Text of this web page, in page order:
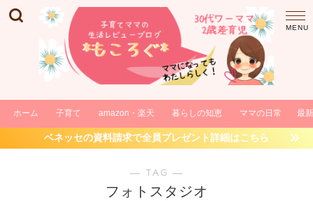
ホーム 子育て amazon・楽天 暮らしの知恵 ママの日常 最
ベネッセの資料請求で全員プレゼント詳細はこちら
― TAG ―
フォトスタジオ